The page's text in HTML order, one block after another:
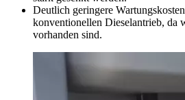
Deutlich geringere
konventionellen Dieselantrieb, da
vorhanden sind.